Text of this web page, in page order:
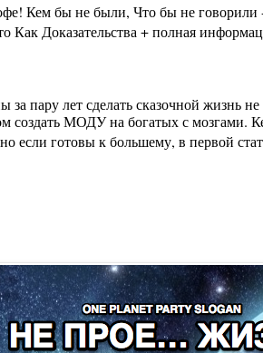
Кем бы не были, Что бы не
Доказательства + полная
за пару лет сделать сказочной жизнь
создать МОДУ на богатых с мозгами.
если готовы к большему, в первой